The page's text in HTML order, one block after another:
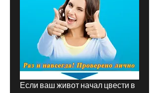
Если ваш живот начал цвести в